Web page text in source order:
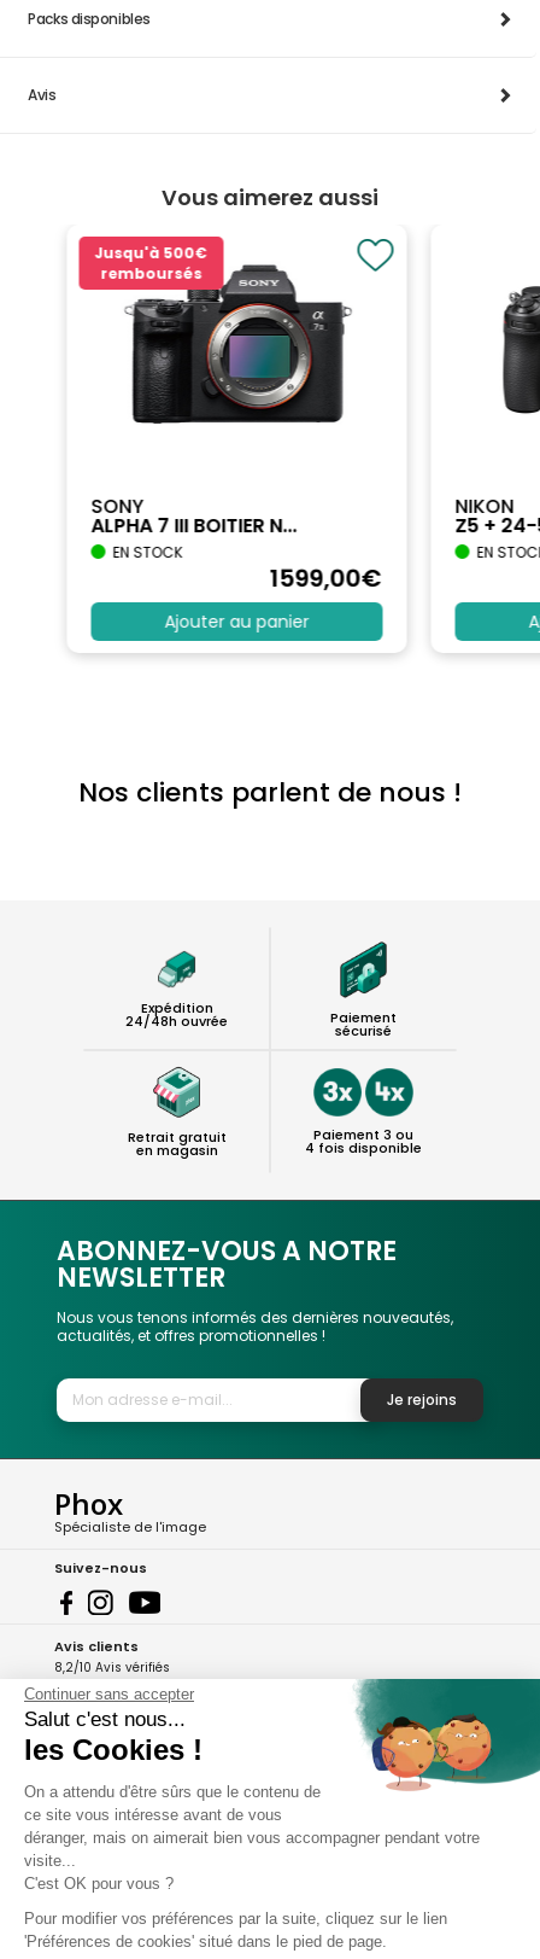
Packs disponibles
Avis
Vous aimerez aussi
Jusqu'à 500€
remboursés
SONY
ALPHA 7 III BOITIER N...
EN STOCK
1599,00€
Ajouter au panier
NIKON
Z5 +
EN
Nos clients parlent de nous !
Expédition
24/48h ouvrée Paiement
sécurisé
Retrait gratuit
en magasin
Paiement 3 ou
4 fois disponible
ABONNEZ-VOUS A NOTRE
NEWSLETTER
Nous vous tenons informés des dernières nouveautés,
actualités, et offres promotionnelles !
Je rejoins
Phox
Spécialiste de l'image
Suivez-nous
Avis clients
8,2/10 Avis vérifiés
L'Appli Phox
A propos de Phox
Services et garanties
Continuer sans accepter
Salut c'est nous...
les Cookies !
On a attendu d'être sûrs que le contenu de
ce site vous intéresse avant de vous
déranger, mais on aimerait bien vous accompagner pendant votre
visite...
C'est OK pour vous ?
Pour modifier vos préférences par la suite, cliquez sur le lien
'Préférences de cookies' situé dans le pied de page.